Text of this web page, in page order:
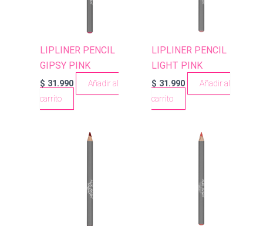
LIPLINER PENCIL
GIPSY PINK
$ 31.990
Añadir al
carrito
LIPLINER PENCIL
LIGHT PINK
$ 31.990
Añadir al
carrito